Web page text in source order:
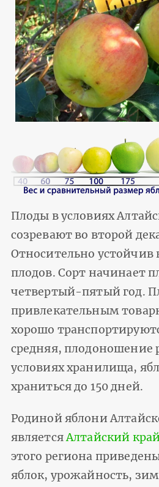
Плоды в условиях
созревают во второй
Относительно
плодов. Сорт начинает
четвертый-пятый год.
привлекательным
хорошо
средняя, плодоношение
условиях хранилища,
храниться до 150 дней.
Родиной яблони
являетсяАлтайский
этого региона
яблок, урожайность,